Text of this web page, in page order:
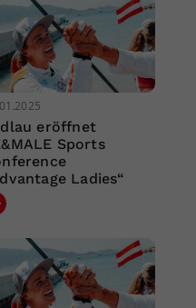
eröffnet
Sports
Ladies“